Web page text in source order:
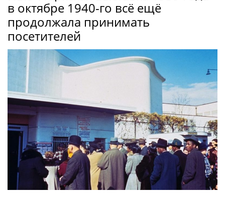
в октябре 1940-го всё ещё
продолжала принимать
посетителей